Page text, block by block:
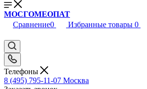
МОСГОМЕОПАТ
Сравнение0 Избранные товары 0
Телефоны
8 (495) 795-11-07 Москва